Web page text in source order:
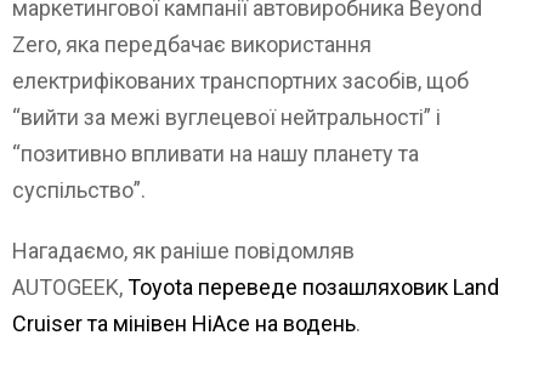
маркетингової кампанії автовиробника Beyond
Zero, яка передбачає використання
електрифікованих транспортних засобів, щоб
“вийти за межі вуглецевої нейтральності” і
“позитивно впливати на нашу планету та
суспільство”.
Нагадаємо, як раніше повідомляв
AUTOGEEK,Toyota переведе позашляховик Land
Cruiser та мінівен HiAce на водень.